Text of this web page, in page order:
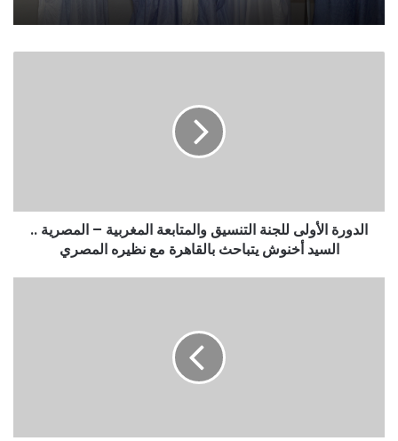
الدورة الأولى للجنة التنسيق والمتابعة المغربية – المصرية ..
السيد أخنوش يتباحث بالقاهرة مع نظيره المصري